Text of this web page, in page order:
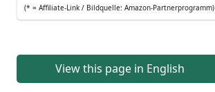
(* = Affi­lia­te-Link / Bild­quel­le: Amazon-Partnerprogramm)
View this page in English